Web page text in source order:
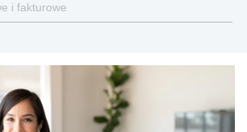
i fakturowe